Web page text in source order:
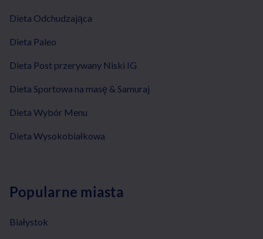
Dieta Odchudzająca
Dieta Paleo
Dieta Post przerywany Niski IG
Dieta Sportowa na masę & Samuraj
Dieta Wybór Menu
Dieta Wysokobiałkowa
Popularne miasta
Białystok